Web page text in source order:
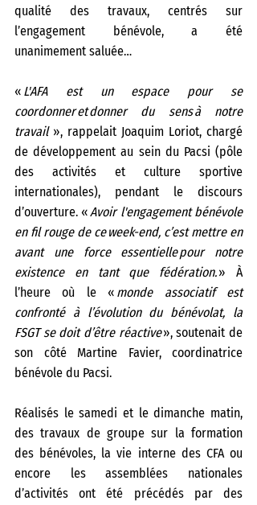
qualité des travaux, centrés sur
l’engagement bénévole, a été
unanimement saluée…
« L'AFA est un espace pour se
coordonner et donner du sens à notre
travail », rappelait Joaquim Loriot, chargé
de développement au sein du Pacsi (pôle
des activités et culture sportive
internationales), pendant le discours
d’ouverture. « Avoir l'engagement bénévole
en fil rouge de ce week-end, c’est mettre en
avant une force essentielle pour notre
existence en tant que fédération. » À
l’heure où le « monde associatif est
confronté à l’évolution du bénévolat, la
FSGT se doit d’être réactive », soutenait de
son côté Martine Favier, coordinatrice
bénévole du Pacsi.
Réalisés le samedi et le dimanche matin,
des travaux de groupe sur la formation
des bénévoles, la vie interne des CFA ou
encore les assemblées nationales
d’activités ont été précédés par des